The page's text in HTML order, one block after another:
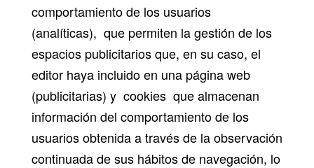
comportamiento de los usuarios
(analíticas), que permiten la gestión de los
espacios publicitarios que, en su caso, el
editor haya incluido en una página web
(publicitarias) y cookies que almacenan
información del comportamiento de los
usuarios obtenida a través de la observación
continuada de sus hábitos de navegación, lo